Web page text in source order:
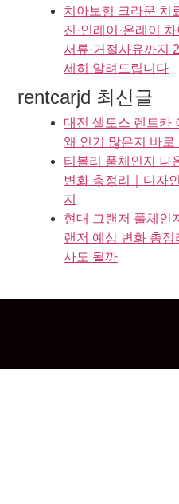
치아보험 크라운 치
진·인레이·온레이
서류·거절사유까지
세히 알려드립니다
rentcarjd 최신글
대전 셀토스 렌트카
왜 인기 많은지 바
티볼리 풀체인지 나
변화 총정리｜디자
지
현대 그랜저 풀체인
랜저 예상 변화 총정
사도 될까